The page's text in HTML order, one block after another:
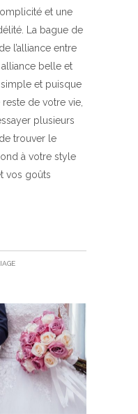
et une
La bague de
l’alliance entre
belle et
simple et puisque
de votre vie,
plusieurs
trouver le
à votre style
vos goûts